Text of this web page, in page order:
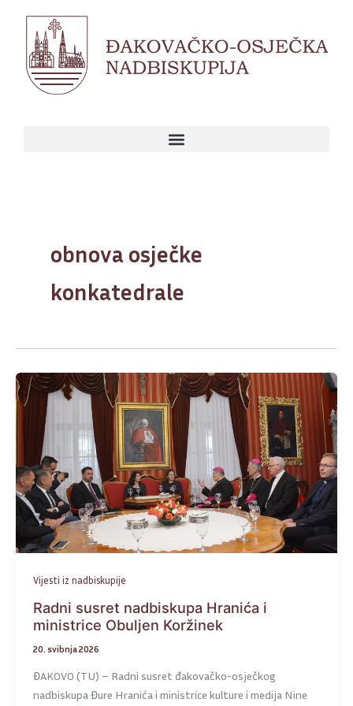
content
obnova osječke
konkatedrale
Vijesti iz nadbiskupije
Radni susret nadbiskupa Hranića i
ministrice Obuljen Koržinek
20. svibnja 2026
ĐAKOVO (TU) – Radni susret đakovačko-osječkog
nadbiskupa Đure Hranića i ministrice kulture i medija Nine